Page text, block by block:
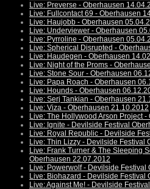
Live: Preverse - Oberhausen
Live: Fullcontact 69 - Oberhausen
Live: Haujobb - Oberhausen
Live: Underviewer - Oberhausen
Live: Pyrroline - Oberhausen
Live: Spherical Disrupted -
Live: Haudegen - Oberhausen
Live: Night of the Proms -
Live: Stone Sour - Oberhausen
Live: Papa Roach - Oberhausen
Live: Hounds - Oberhausen
Live: Serj Tankian - Oberhausen
Live: Viza - Oberhausen 21.10.2012
Live: The Hollywood Arson Project
Live: Ignite - Devilside Festival
Live: Royal Republic - Devilside
Live: Thin Lizzy - Devilside Festival
Live: Frank Turner & The Sleeping
Oberhausen 22.07.2012
Live: Powerwolf - Devilside Festival
Live: Biohazard - Devilside Festival
Live: Against Me! - Devilside